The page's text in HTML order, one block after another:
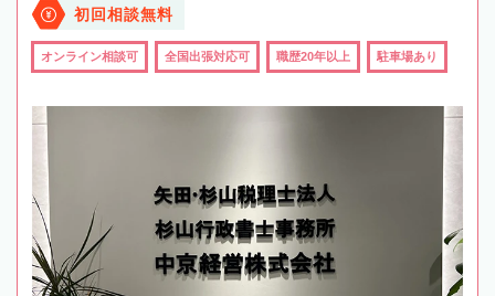
初回相談無料
オンライン相談可 全国出張対応可 職歴20年以上 駐車場あり